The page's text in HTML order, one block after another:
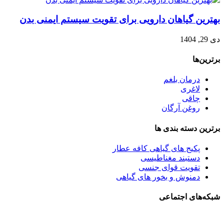
بهترین گیاهان دارویی برای تقویت سیستم ایمنی بدن
دی 29, 1404
برترین‌ها
درمان بلغم
لاغری
چاقی
روغن آرگان
برترین‌ دسته بندی ها
پکیج های گیاهی کافه عطار
دستبند مغناطیسی
تقویت قوای جنسی
دمنوش و بخور های گیاهی
شبکه‌های اجتماعی